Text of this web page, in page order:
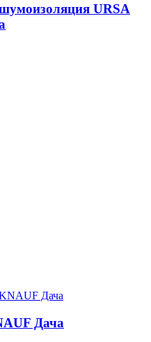
URSA
Дача